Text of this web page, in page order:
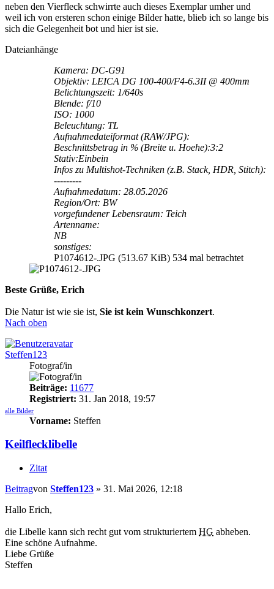
neben den Vierfleck schwirrte auch dieses Exemplar umher und
weil ich von ersteren schon einige Bilder hatte, blieb ich so lange bis
sich die Gelegenheit bot und hier ist sie.
Dateianhänge
Kamera: DC-G91
Objektiv: LEICA DG 100-400/F4-6.3II @ 400mm
Belichtungszeit: 1/640s
Blende: f/10
ISO: 1000
Beleuchtung: TL
Aufnahmedateiformat (RAW/JPG):
Beschnittsbetrag in % (Breite u. Hoehe):3:2
Stativ:Einbein
Infos zu Multishot-Techniken (z.B. Stack, HDR, Stitch):
---------
Aufnahmedatum: 28.05.2026
Region/Ort: BW
vorgefundener Lebensraum: Teich
Artenname:
NB
sonstiges:
P1074612-.JPG (513.67 KiB) 534 mal betrachtet
Beste Grüße, Erich
Die Natur ist wie sie ist, Sie ist kein Wunschkonzert.
Nach oben
Steffen123
Fotograf/in
Beiträge: 11677
Registriert: 31. Jan 2018, 19:57
alle Bilder
Vorname: Steffen
Keilflecklibelle
Zitat
Beitragvon Steffen123 » 31. Mai 2026, 12:18
Hallo Erich,
die Libelle kann sich recht gut vom strukturiertem HG abheben.
Eine schöne Aufnahme.
Liebe Grüße
Steffen